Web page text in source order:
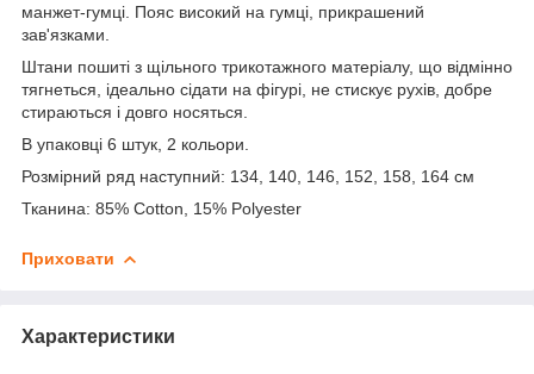
манжет-гумці. Пояс високий на гумці, прикрашений
зав'язками.
Штани пошиті з щільного трикотажного матеріалу, що відмінно
тягнеться, ідеально сідати на фігурі, не стискує рухів, добре
стираються і довго носяться.
В упаковці 6 штук, 2 кольори.
Розмірний ряд наступний: 134, 140, 146, 152, 158, 164 см
Тканина: 85% Cotton, 15% Polyester
Приховати
Характеристики